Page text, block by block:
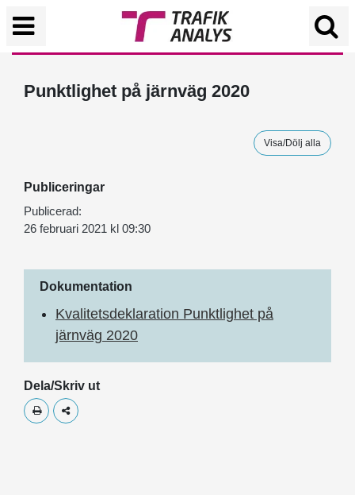
Punktlighet på järnväg 2020
Visa/Dölj alla
Publiceringar
Publicerad:
26 februari 2021 kl 09:30
Dokumentation
Kvalitetsdeklaration Punktlighet på
järnväg 2020
Dela/Skriv ut
Skriv utDela